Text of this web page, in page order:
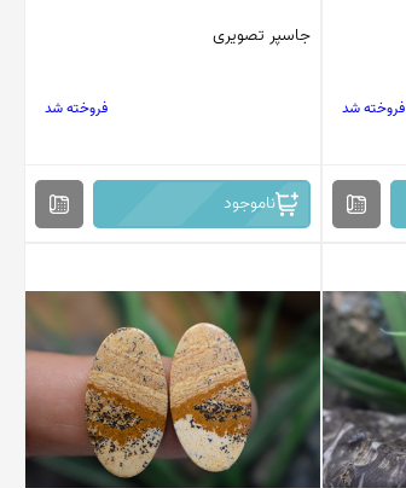
فروخته شد
جاسپر تصویری
فروخته شد
ناموجود